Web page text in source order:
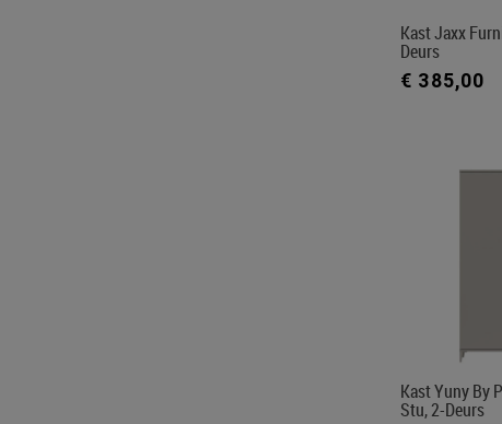
Kast Jaxx
Deurs
€ 385,00
Kast Yuny By
Stu, 2-Deurs